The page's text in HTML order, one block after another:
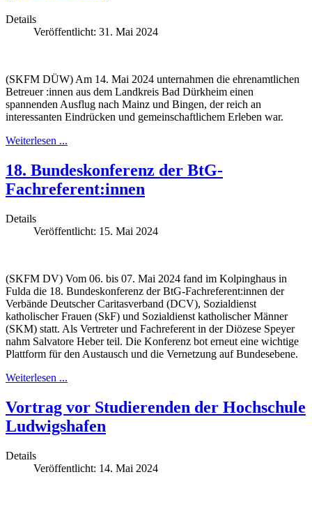
Details
Veröffentlicht: 31. Mai 2024
(SKFM DÜW) Am 14. Mai 2024 unternahmen die ehrenamtlichen
Betreuer :innen aus dem Landkreis Bad Dürkheim einen
spannenden Ausflug nach Mainz und Bingen, der reich an
interessanten Eindrücken und gemeinschaftlichem Erleben war.
Weiterlesen ...
18. Bundeskonferenz der BtG-
Fachreferent:innen
Details
Veröffentlicht: 15. Mai 2024
(SKFM DV) Vom 06. bis 07. Mai 2024 fand im Kolpinghaus in
Fulda die 18. Bundeskonferenz der BtG-Fachreferent:innen der
Verbände Deutscher Caritasverband (DCV), Sozialdienst
katholischer Frauen (SkF) und Sozialdienst katholischer Männer
(SKM) statt. Als Vertreter und Fachreferent in der Diözese Speyer
nahm Salvatore Heber teil. Die Konferenz bot erneut eine wichtige
Plattform für den Austausch und die Vernetzung auf Bundesebene.
Weiterlesen ...
Vortrag vor Studierenden der Hochschule
Ludwigshafen
Details
Veröffentlicht: 14. Mai 2024